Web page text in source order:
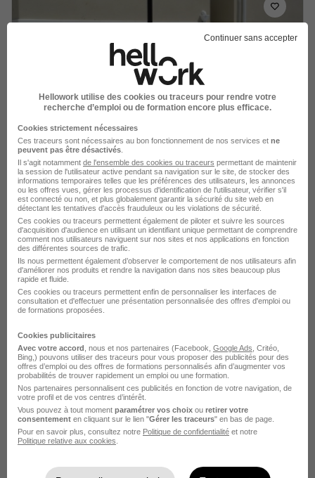
Alternant Chargé d'Opération
Réhabilitations H/F
Alternance
492,22 - 1 823,03 € / mois
Voir l’offre
il y a 14 jours
Alternance - Chargé de Mission
Immobilier Groupe H/F
Egis Groupe
Paris - 75 Alternance
Voir l’offre
il y a 21 jours
Recherches similaires
Continuer sans accepter
Hellowork utilise des cookies ou traceurs pour rendre votre
recherche d’emploi ou de formation encore plus efficace.
Cookies strictement nécessaires
Ces traceurs sont nécessaires au bon fonctionnement de nos services et ne
peuvent pas être désactivés
Il s'agit notamment de l'ensemble des cookies ou traceurs permettant de maintenir
la session de l'utilisateur active pendant sa navigation sur le site, de stocker des
informations temporaires telles que les préférences des utilisateurs, les annonces
ou les offres vues, gérer les processus d'identification de l'utilisateur, vérifier s'il
est connecté ou non, et plus globalement garantir la sécurité du site web en
détectant les tentatives d'accès frauduleux ou les violations de sécurité.
Ces cookies ou traceurs permettent également de piloter et suivre les sources
d'acquisition d'audience en utilisant un identifiant unique permettant de comprendre
comment nos utilisateurs naviguent sur nos sites et nos applications en fonction
des différentes sources de trafic.
Ils nous permettent également d’observer le comportement de nos utilisateurs afin
d'améliorer nos produits et rendre la navigation dans nos sites beaucoup plus
rapide et fluide.
Ces cookies ou traceurs permettent enfin de personnaliser les interfaces de
consultation et d'effectuer une présentation personnalisée des offres d'emploi ou
de formations proposées.
Cookies publicitaires
Avec votre accord , nous et nos partenaires (Facebook, Google Ads , Critéo,
Bing,) pouvons utiliser des traceurs pour vous proposer des publicités pour des
offres d’emploi ou des offres de formations personnalisés afin d’augmenter vos
probabilités de trouver rapidement un emploi ou une formation.
Nos partenaires personnalisent ces publicités en fonction de votre navigation, de
votre profil et de vos centres d’intérêt.
Vous pouvez à tout moment paramétrer vos choix ou retirer votre
consentement en cliquant sur le lien "Gérer les traceurs" en bas de page.
Pour en savoir plus, consultez notre Politique de confidentialité et notre
Politique relative aux cookies